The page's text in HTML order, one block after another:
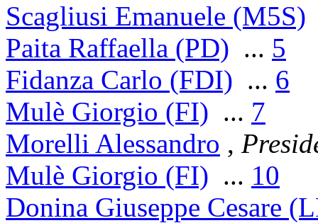
Scagliusi Emanuele (M5S)
Paita Raffaella (PD) ... 5
Fidanza Carlo (FDI) ... 6
Mulè Giorgio (FI) ... 7
Morelli Alessandro ,
Mulè Giorgio (FI) ... 10
Donina Giuseppe Cesare